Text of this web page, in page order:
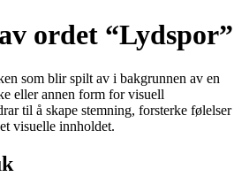
ordet “Lydspor”
som blir spilt av i bakgrunnen av en
eller annen form for visuell
til å skape stemning, forsterke følelser
visuelle innholdet.